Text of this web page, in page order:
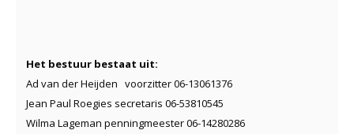
Het bestuur bestaat uit:
Ad van der Heijden voorzitter 06-13061376
Jean Paul Roegies secretaris 06-53810545
Wilma Lageman penningmeester 06-14280286